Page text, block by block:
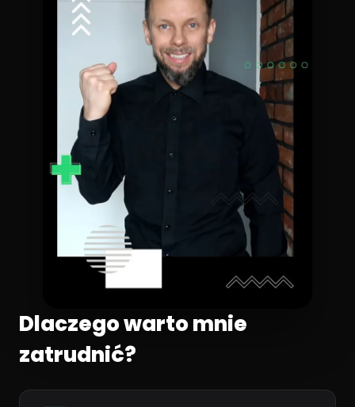
Dlaczego warto mnie
zatrudnić?